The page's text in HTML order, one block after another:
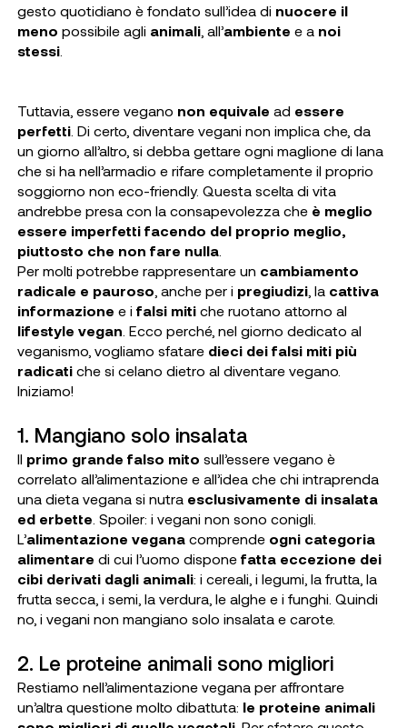
gesto quotidiano è fondato sull’idea di nuocere il
meno possibile agli animali, all’ambiente e a noi
stessi.
Tuttavia, essere vegano non equivale ad essere
perfetti. Di certo, diventare vegani non implica che, da
un giorno all’altro, si debba gettare ogni maglione di lana
che si ha nell’armadio e rifare completamente il proprio
soggiorno non eco-friendly. Questa scelta di vita
andrebbe presa con la consapevolezza che è meglio
essere imperfetti facendo del proprio meglio,
piuttosto che non fare nulla.
Per molti potrebbe rappresentare un cambiamento
radicale e pauroso , anche per i pregiudizi, la cattiva
informazione e i falsi mitiche ruotano attorno al
lifestyle vegan . Ecco perché, nel giorno dedicato al
veganismo, vogliamo sfataredieci dei falsi miti più
radicatiche si celano dietro al diventare vegano.
Iniziamo!
1. Mangiano solo insalata
Il primo grande falso mito sull’essere vegano è
correlato all’alimentazione e all’idea che chi intraprenda
una dieta vegana si nutra esclusivamente di insalata
ed erbette . Spoiler: i vegani non sono conigli.
L’alimentazione veganacomprende ogni categoria
alimentare di cui l’uomo disponefatta eccezione dei
cibi derivati dagli animali: i cereali, i legumi, la frutta, la
frutta secca, i semi, la verdura, le alghe e i funghi. Quindi
no, i vegani non mangiano solo insalata e carote.
2. Le proteine animali sono migliori
Restiamo nell’alimentazione vegana per affrontare
un’altra questione molto dibattuta: le proteine animali